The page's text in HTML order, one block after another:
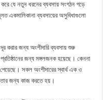
যে নতুন ধরনের ব্যবসায় সংগঠন গড়ে
একমালিকানা ব্যবসায়ের অসুবিধাগুলো
করার জন্য অংশীদারি ব্যবসায় শুরু
জন্য মঙ্গলজনক হয়েছে। কেননা
সকল অংশীদারের স্বার্থ এক ও
জন্য কাজ করতে হয়।